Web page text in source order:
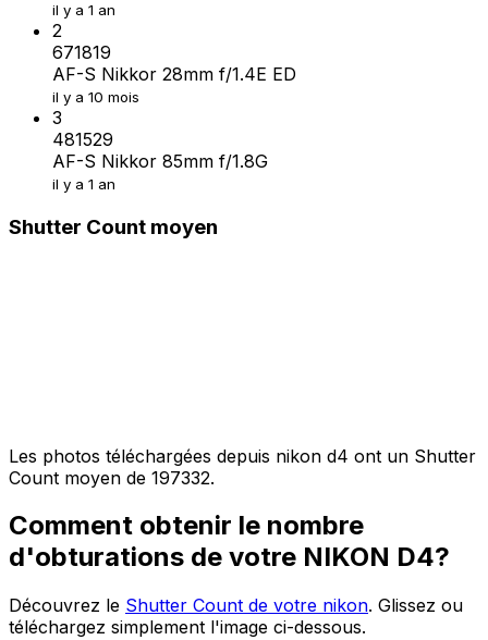
il y a 1 an
2
671819
AF-S Nikkor 28mm f/1.4E ED
il y a 10 mois
3
481529
AF-S Nikkor 85mm f/1.8G
il y a 1 an
Shutter Count moyen
Les photos téléchargées depuis nikon d4 ont un Shutter
Count moyen de 197332.
Comment obtenir le nombre
d'obturations de votre NIKON D4?
Découvrez le Shutter Count de votre nikon. Glissez ou
téléchargez simplement l'image ci-dessous.